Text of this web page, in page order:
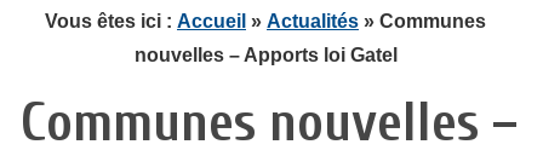
Vous êtes ici : Accueil » Actualités » Communes
nouvelles – Apports loi Gatel
Communes nouvelles –